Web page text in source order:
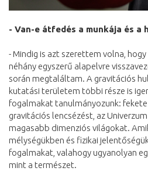
- Van-e átfedés a munkája és a
- Mindig is azt szerettem volna,
néhány egyszerű alapelvre
során megtaláltam. A gravitációs
kutatási területem többi része is
fogalmakat tanulmányozunk:
gravitációs lencsézést, az
magasabb dimenziós világokat.
mélységükben és fizikai
fogalmakat, valahogy ugyanolyan
mint a természet.